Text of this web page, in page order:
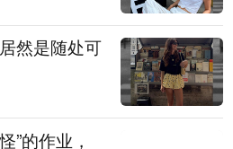
然是随处可
”的作业，